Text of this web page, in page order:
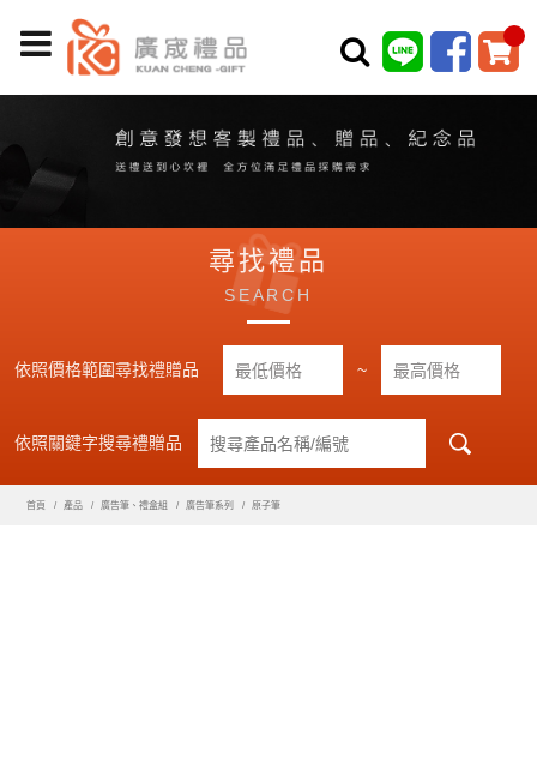
尋找禮品
SEARCH
依照價格範圍尋找禮贈品 ~
依照關鍵字搜尋禮贈品
首頁 產品 廣告筆、禮盒組 廣告筆系列 原子筆